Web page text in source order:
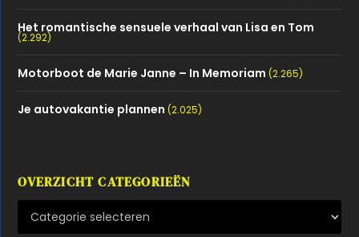
Het romantische sensuele verhaal van Lisa en Tom
(2.292)
Motorboot de Marie Janne – In Memoriam (2.265)
Je autovakantie plannen (2.025)
OVERZICHT CATEGORIEËN